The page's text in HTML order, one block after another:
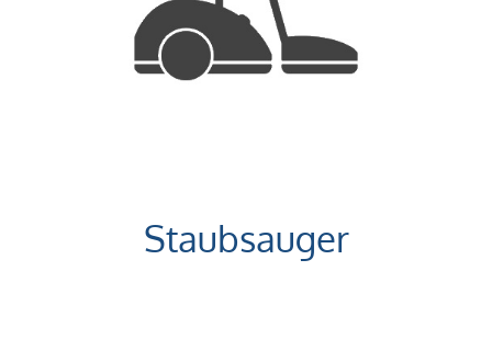
Staubsauger